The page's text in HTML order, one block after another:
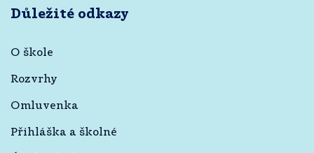
Důležité odkazy
O škole
Rozvrhy
Omluvenka
Přihláška a školné